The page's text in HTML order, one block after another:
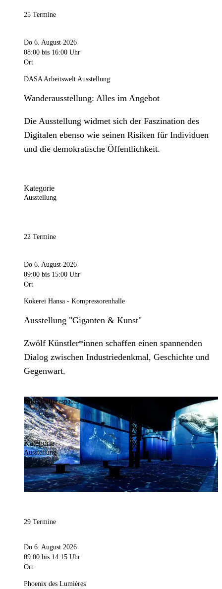
25 Termine
Do 6. August 2026
08:00 bis 16:00 Uhr
Ort
DASA Arbeitswelt Ausstellung
Wanderausstellung: Alles im Angebot
Die Ausstellung widmet sich der Faszination des
Digitalen ebenso wie seinen Risiken für Individuen
und die demokratische Öffentlichkeit.
Kategorie
Ausstellung
22 Termine
Do 6. August 2026
09:00 bis 15:00 Uhr
Ort
Kokerei Hansa - Kompressorenhalle
Ausstellung "Giganten & Kunst"
Zwölf Künstler*innen schaffen einen spannenden
Dialog zwischen Industriedenkmal, Geschichte und
Gegenwart.
Bild:Culturespaces / Falko Wübbecke
Kategorie
Ausstellung
29 Termine
Do 6. August 2026
09:00 bis 14:15 Uhr
Ort
Phoenix des Lumières